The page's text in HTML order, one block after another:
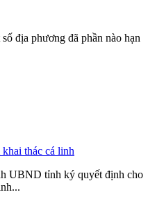
địa phương đã phần nào hạn
thác cá linh
UBND tỉnh ký quyết định cho